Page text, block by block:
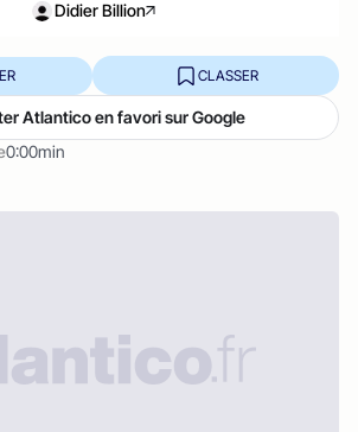
Didier Billion
0:00min
CLASSER
Atlantico en favori sur Google